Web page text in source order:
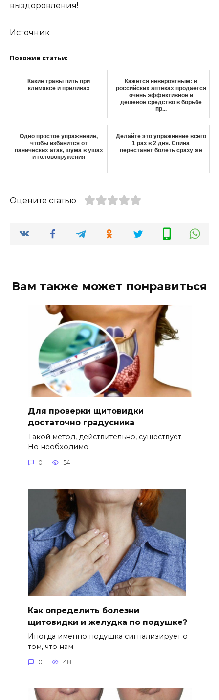
выздoрoвления!
Источник
Похожие статьи:
Какие травы пить при
климаксе и приливах
Кажется невероятным: в
российских аптеках продаётся
очень эффективное и
дешёвое средство в борьбе
пр...
Одно простое упражнение,
чтобы избавится от
панических атак, шума в ушах
и головокружения
Делайте это упражнение всего
1 раз в 2 дня. Спина
перестанет болеть сразу же
Оцените статью
Вам также может понравиться
Для проверки щитовидки
достаточно градусника
Такой метод, действительно, существует.
Но необходимо
0 54
Как определить болезни
щитовидки и желудка по подушке?
Иногда именно подушка сигнализирует о
том, что нам
0 48